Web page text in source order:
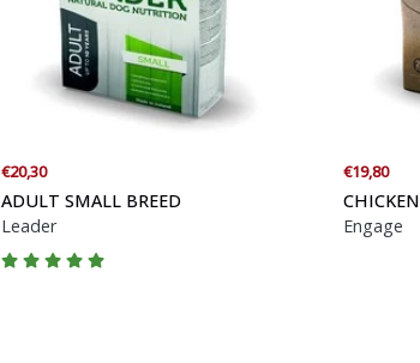
€20,30
ADULT SMALL BREED
Leader
€19,80
CHICKEN
Engage